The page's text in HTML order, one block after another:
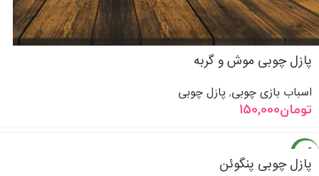
پازل چوبی موش و گربه
اسباب بازی چوبی, پازل چوبی
تومان150,000
جدید
پازل چوبی پنگوئن